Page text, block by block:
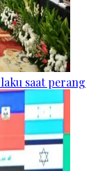
saat perang